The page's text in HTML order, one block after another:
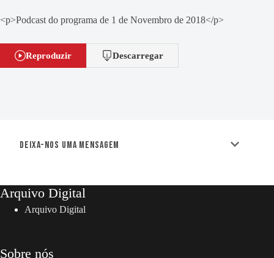
<p>Podcast do programa de 1 de Novembro de 2018</p>
Reproduzir Descarregar
Deixa-nos uma mensagem
Arquivo Digital
Arquivo Digital
Sobre nós